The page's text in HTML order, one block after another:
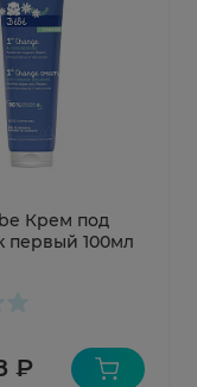
Крем под
первый 100мл
₽